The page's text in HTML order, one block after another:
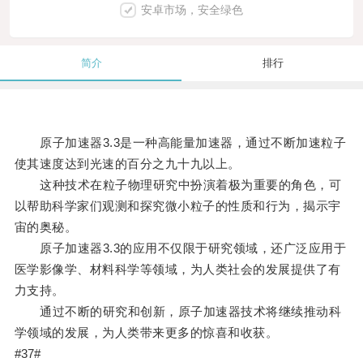
安卓市场，安全绿色
简介 排行
原子加速器3.3是一种高能量加速器，通过不断加速粒子
使其速度达到光速的百分之九十九以上。
这种技术在粒子物理研究中扮演着极为重要的角色，可
以帮助科学家们观测和探究微小粒子的性质和行为，揭示宇
宙的奥秘。
原子加速器3.3的应用不仅限于研究领域，还广泛应用于
医学影像学、材料科学等领域，为人类社会的发展提供了有
力支持。
通过不断的研究和创新，原子加速器技术将继续推动科
学领域的发展，为人类带来更多的惊喜和收获。
#37#